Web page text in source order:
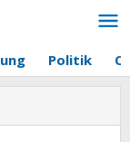
Politik